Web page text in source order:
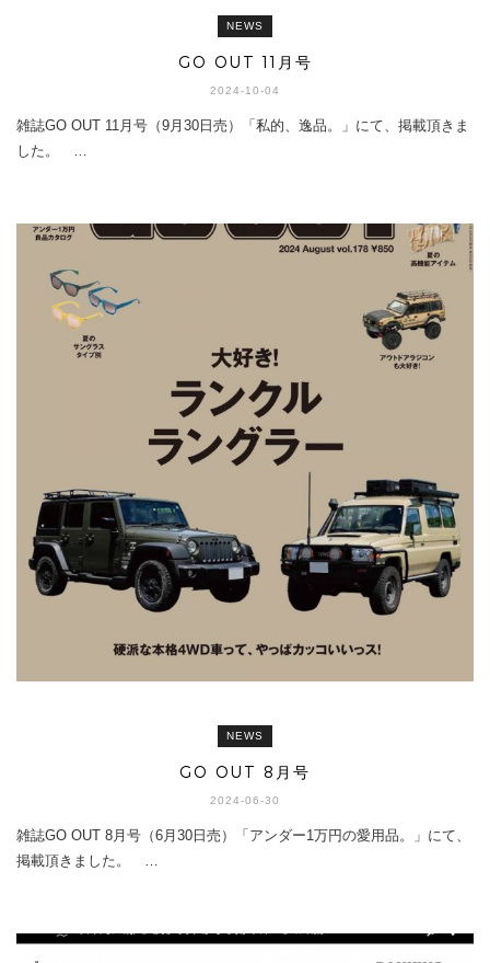
NEWS
GO OUT 11月号
2024-10-04
雑誌GO OUT 11月号（9月30日売）「私的、逸品。」にて、掲載頂きま
した。 …
NEWS
GO OUT 8月号
2024-06-30
雑誌GO OUT 8月号（6月30日売）「アンダー1万円の愛用品。」にて、
掲載頂きました。 …